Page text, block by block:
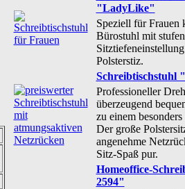
"LadyLike"
Speziell für Frauen
Bürostuhl mit
Polsterstiz.
Schreibtischstuhl
Professioneller
überzeugend
zu einem
Der große
angenehme
Sitz-Spaß pur.
Homeoffice-
2594"